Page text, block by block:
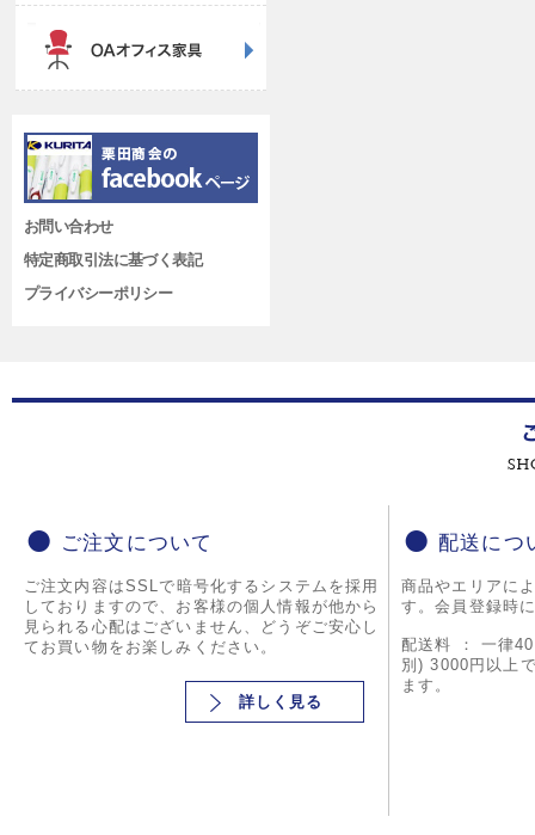
お問い合わせ
特定商取引法に基づく表記
プライバシーポリシー
ご注文について
ご注文内容はSSLで暗号化するシステムを採用
しておりますので、お客様の個人情報が他から
見られる心配はございません、どうぞご安心し
てお買い物をお楽しみください。
詳しく見る
配送につ
商品やエリアに
す。会員登録時
配送料 ： 一律
別) 3000円以上
ます。